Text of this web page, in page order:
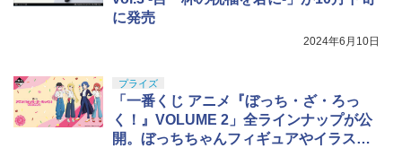
に発売
2024年6月10日
プライズ
「一番くじ アニメ『ぼっち・ざ・ろっ
く！』VOLUME 2」全ラインナップが公
開。ぼっちちゃんフィギュアやイラスト